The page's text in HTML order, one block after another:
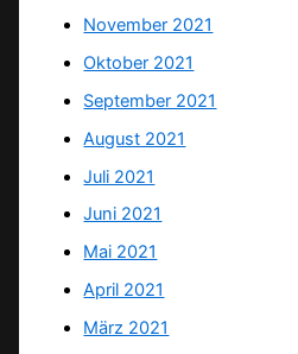
November 2021
Oktober 2021
September 2021
August 2021
Juli 2021
Juni 2021
Mai 2021
April 2021
März 2021